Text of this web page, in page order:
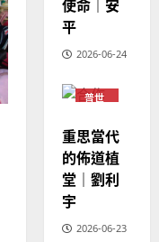
芳
2025-
20
造
方
會
？
2024-
01-
09
2
及
民
定
、
現
況
及
思
神學教育
宣
教
的
整
全
使
｜
普世宣教
向
斯
使命｜安
平
2026-06-24
普世
重思當代
的佈道植
堂｜劉利
宇
2026-06-23